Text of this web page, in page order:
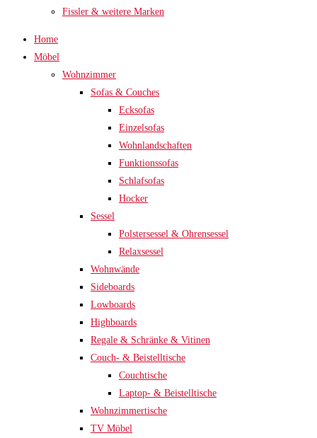
Fissler & weitere Marken
Home
Möbel
Wohnzimmer
Sofas & Couches
Ecksofas
Einzelsofas
Wohnlandschaften
Funktionssofas
Schlafsofas
Hocker
Sessel
Polstersessel & Ohrensessel
Relaxsessel
Wohnwände
Sideboards
Lowboards
Highboards
Regale & Schränke & Vitinen
Couch- & Beistelltische
Couchtische
Laptop- & Beistelltische
Wohnzimmertische
TV Möbel